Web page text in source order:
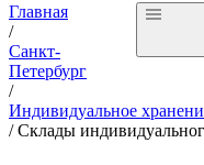
Главная
/
Санкт-
Петербург
/
Индивидуальное
/ Склады